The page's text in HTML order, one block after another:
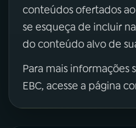
conteúdos ofertados
se esqueça de incluir
do conteúdo alvo de
Para mais informações
EBC, acesse a página